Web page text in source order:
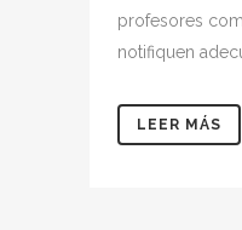
profesores
notifiquen
LEER MÁS